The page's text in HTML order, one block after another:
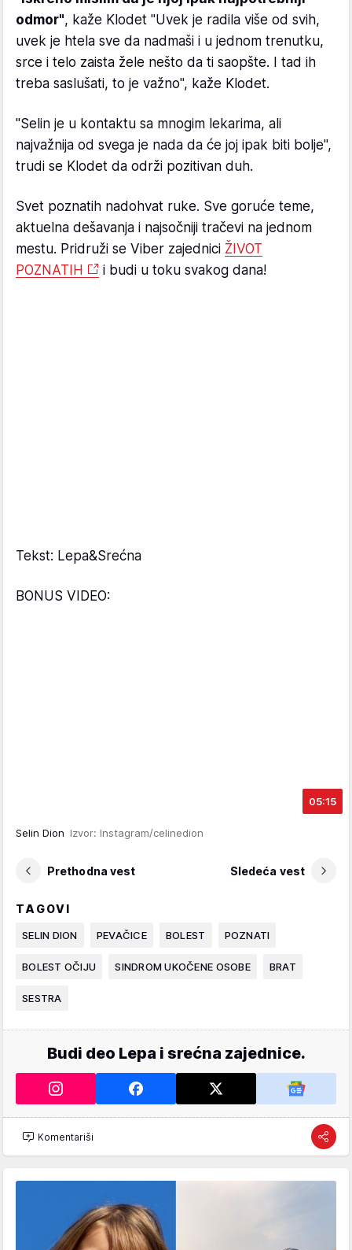
odmor", kaže Klodet "Uvek je radila više od svih,
uvek je htela sve da nadmaši i u jednom trenutku,
srce i telo zaista žele nešto da ti saopšte. I tad ih
treba saslušati, to je važno", kaže Klodet.
"Selin je u kontaktu sa mnogim lekarima, ali
najvažnija od svega je nada da će joj ipak biti bolje",
trudi se Klodet da održi pozitivan duh.
Svet poznatih nadohvat ruke. Sve goruće teme,
aktuelna dešavanja i najsočniji tračevi na jednom
mestu. Pridruži se Viber zajednici ŽIVOT
POZNATIH
i budi u toku svakog dana!
Tekst: Lepa&Srećna
BONUS VIDEO:
05:15
Selin Dion Izvor: Instagram/celinedion
Prethodna vest Sledeća vest
TAGOVI
SELIN DION PEVAČICE BOLEST POZNATI
BOLEST OČIJU SINDROM UKOČENE OSOBE BRAT
SESTRA
Budi deo Lepa i srećna zajednice.
Komentariši